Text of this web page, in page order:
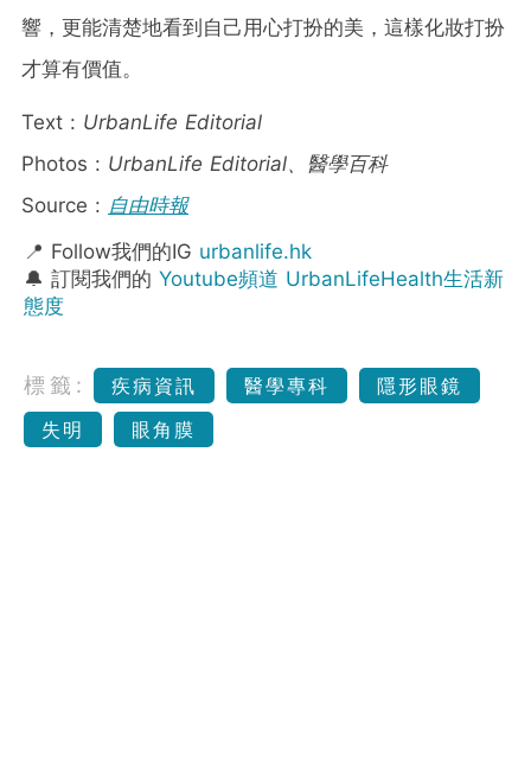
響，更能清楚地看到自己用心打扮的美，這樣化妝打扮
才算有價值。
Text : UrbanLife Editorial
Photos : UrbanLife Editorial、醫學百科
Source : 自由時報
📍 Follow我們的IG urbanlife.hk
🔔 訂閱我們的 Youtube頻道 UrbanLifeHealth生活新
態度
標籤: 疾病資訊 醫學專科
隱形眼鏡
失明
眼角膜